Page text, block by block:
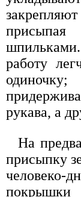
работу
рукава, а
На
присыпку
человеко-
покрышки